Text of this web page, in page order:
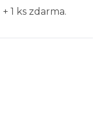
1 ks zdarma.